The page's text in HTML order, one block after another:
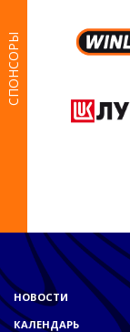
СПОНСОРЫ
НОВОСТИ
КАЛЕНДАРЬ